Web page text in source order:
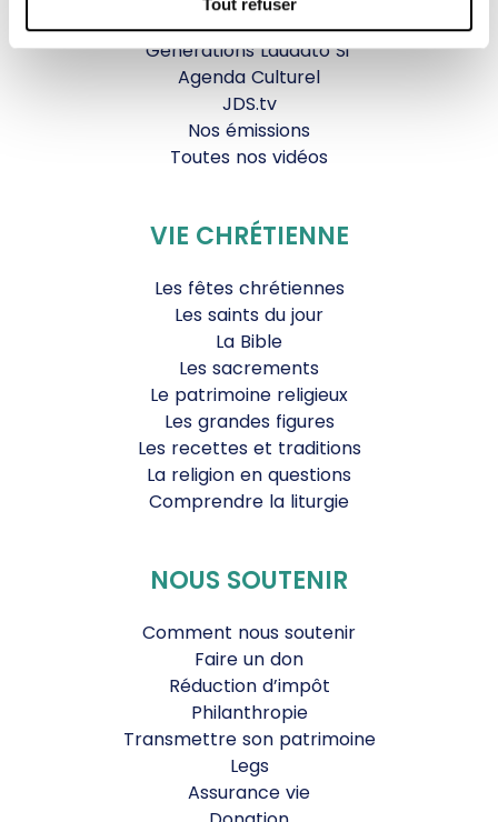
Tous Frères
Générations Laudato Si’
Agenda Culturel
JDS.tv
Nos émissions
Toutes nos vidéos
VIE CHRÉTIENNE
Les fêtes chrétiennes
Les saints du jour
La Bible
Les sacrements
Le patrimoine religieux
Les grandes figures
Les recettes et traditions
La religion en questions
Comprendre la liturgie
NOUS SOUTENIR
Comment nous soutenir
Faire un don
Réduction d’impôt
Philanthropie
Transmettre son patrimoine
Legs
Assurance vie